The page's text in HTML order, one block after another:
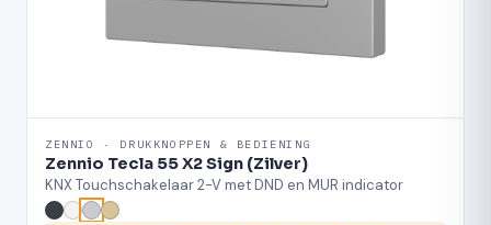
ZENNIO · DRUKKNOPPEN & BEDIENING
Zennio Tecla 55 X2 Sign (Zilver)
KNX Touchschakelaar 2-V met DND en MUR indicator